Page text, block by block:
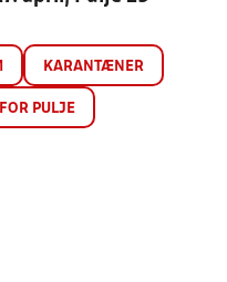
KARANTÆNER
PULJE